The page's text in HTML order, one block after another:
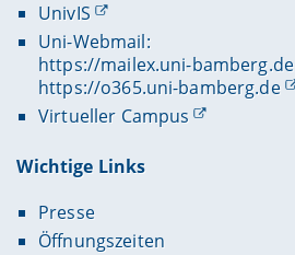
UnivIS
Uni-Webmail:
https://mailex.uni-bamberg.de
https://o365.uni-bamberg.de
Virtueller Campus
Wichtige Links
Presse
Öffnungszeiten